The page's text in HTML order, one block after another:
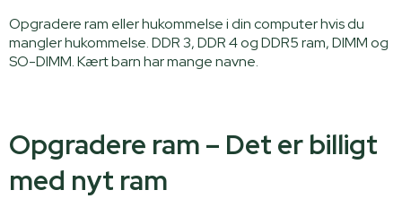
Opgradere ram eller hukommelse i din computer hvis du
mangler hukommelse. DDR 3, DDR 4 og DDR5 ram, DIMM og
SO-DIMM. Kært barn har mange navne.
Opgradere ram – Det er billigt
med nyt ram